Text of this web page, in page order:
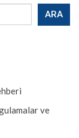
ARA
ve